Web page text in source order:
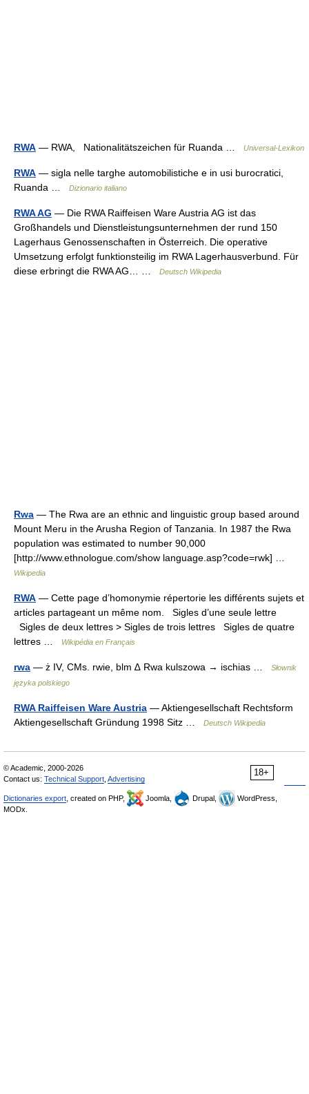
RWA — RWA, Nationalitätszeichen für Ruanda … Universal-Lexikon
RWA — sigla nelle targhe automobilistiche e in usi burocratici,
Ruanda …
Dizionario italiano
RWA AG — Die RWA Raiffeisen Ware Austria AG ist das
Großhandels und Dienstleistungsunternehmen der rund 150
Lagerhaus Genossenschaften in Österreich. Die operative
Umsetzung erfolgt funktionsteilig im RWA Lagerhausverbund. Für
diese erbringt die RWA AG… …
Deutsch Wikipedia
Rwa — The Rwa are an ethnic and linguistic group based around
Mount Meru in the Arusha Region of Tanzania. In 1987 the Rwa
population was estimated to number 90,000
[http://www.ethnologue.com/show language.asp?code=rwk] …
Wikipedia
RWA — Cette page d’homonymie répertorie les différents sujets et
articles partageant un même nom. Sigles d’une seule lettre
Sigles de deux lettres > Sigles de trois lettres Sigles de quatre
lettres …
Wikipédia en Français
rwa — ż IV, CMs. rwie, blm ∆ Rwa kulszowa → ischias …
Słownik
języka polskiego
RWA Raiffeisen Ware Austria — Aktiengesellschaft Rechtsform
Aktiengesellschaft Gründung 1998 Sitz …
Deutsch Wikipedia
18+
© Academic, 2000-2026
Contact us: Technical Support Advertising
Dictionaries export , created on PHP, Joomla, Drupal,
WordPress,
MODx.